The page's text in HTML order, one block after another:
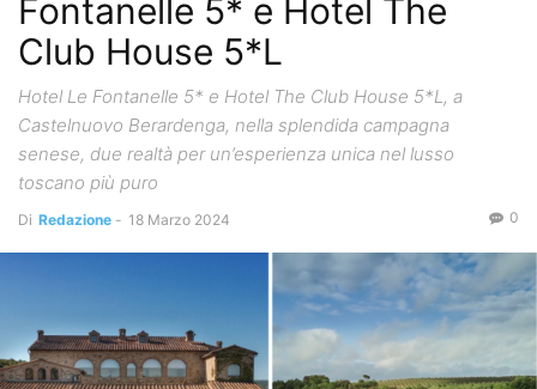
Fontanelle 5* e Hotel The
Club House 5*L
Hotel Le Fontanelle 5* e Hotel The Club House 5*L, a
Castelnuovo Berardenga, nella splendida campagna
senese, due realtà per un’esperienza unica nel lusso
toscano più puro
Di Redazione - 18 Marzo 2024 0